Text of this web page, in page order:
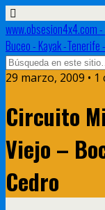
www.obsesion4x4.com
Buceo - Kayak -Tenerife
29 marzo, 2009 •
Circuito
Viejo –
Cedro